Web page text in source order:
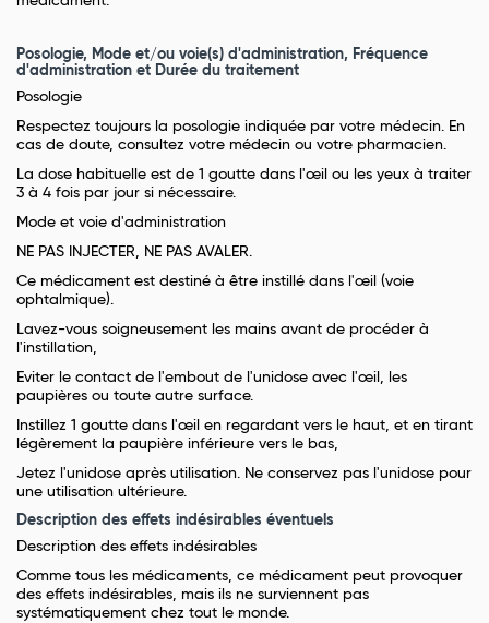
Posologie, Mode et/ou voie(s) d'administration, Fréquence
d'administration et Durée du traitement
Posologie
Respectez toujours la posologie indiquée par votre médecin. En
cas de doute, consultez votre médecin ou votre pharmacien.
La dose habituelle est de 1 goutte dans l'œil ou les yeux à traiter
3 à 4 fois par jour si nécessaire.
Mode et voie d'administration
NE PAS INJECTER, NE PAS AVALER.
Ce médicament est destiné à être instillé dans l'œil (voie
ophtalmique).
Lavez-vous soigneusement les mains avant de procéder à
l'instillation,
Eviter le contact de l'embout de l'unidose avec l'œil, les
paupières ou toute autre surface.
Instillez 1 goutte dans l'œil en regardant vers le haut, et en tirant
légèrement la paupière inférieure vers le bas,
Jetez l'unidose après utilisation. Ne conservez pas l'unidose pour
une utilisation ultérieure.
Description des effets indésirables éventuels
Description des effets indésirables
Comme tous les médicaments, ce médicament peut provoquer
des effets indésirables, mais ils ne surviennent pas
systématiquement chez tout le monde.